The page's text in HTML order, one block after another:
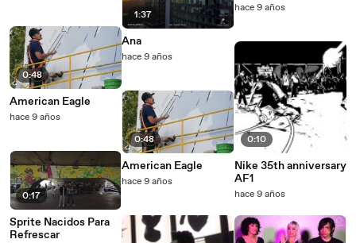
0:48
American Eagle
hace 9 años
0:17
Sprite Nacidos Para
Refrescar
1:37
Ana
hace 9 años
0:48
American Eagle
hace 9 años
hace 9 años
0:10
Nike 35th anniversary
AF1
hace 9 años